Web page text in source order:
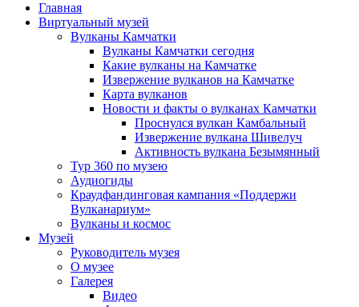
Главная
Виртуальный музей
Вулканы Камчатки
Вулканы Камчатки сегодня
Какие вулканы на Камчатке
Извержение вулканов на Камчатке
Карта вулканов
Новости и факты о вулканах Камчатки
Проснулся вулкан Камбальный
Извержение вулкана Шивелуч
Активность вулкана Безымянный
Тур 360 по музею
Аудиогиды
Краудфандинговая кампания «Поддержи
Вулканариум»
Вулканы и космос
Музей
Руководитель музея
О музее
Галерея
Видео